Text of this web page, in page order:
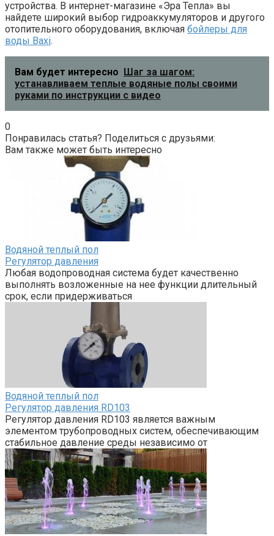
устройства. В интернет-магазине «Эра Тепла» вы
найдете широкий выбор гидроаккумуляторов и другого
отопительного оборудования, включая бойлеры для
воды Baxi.
Вам будет интересно
Шаг за шагом:
устанавливаем теплые водяные полы своими
руками по инструкции с видео
0
Понравилась статья? Поделиться с друзьями:
Вам также может быть интересно
Водяной теплый пол
Регулятор давления
Любая водопроводная система будет качественно
выполнять возложенные на нее функции длительный
срок, если придерживаться
Водяной теплый пол
Регулятор давления RD103
Регулятор давления RD103 является важным
элементом трубопроводных систем, обеспечивающим
стабильное давление среды независимо от